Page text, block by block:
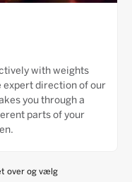
with weights
expert direction of our
you through a
parts of your
over og vælg